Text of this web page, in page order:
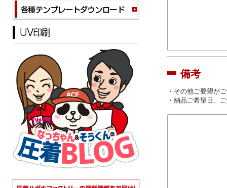
備考
・その他ご要望が
・納品ご希望日、